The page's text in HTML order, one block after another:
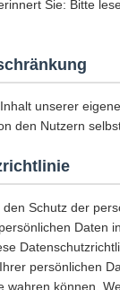
Sie: Bitte
unserer
den Nutzern
Schutz der
Daten
persönlichen
wahren können.